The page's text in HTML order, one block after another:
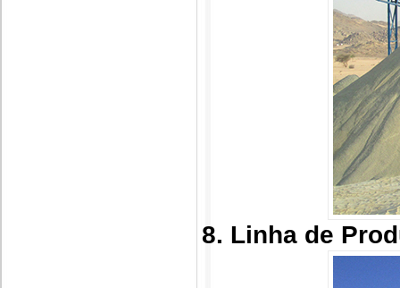
8. Linha de